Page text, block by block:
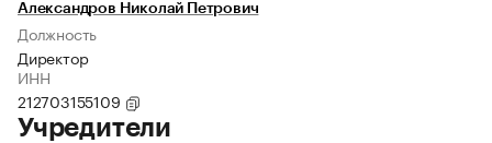
Александров Николай Петрович
Должность
Директор
ИНН
212703155109
Учредители